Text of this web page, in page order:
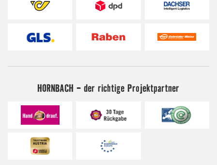
HORNBACH - der richtige Projektpartner